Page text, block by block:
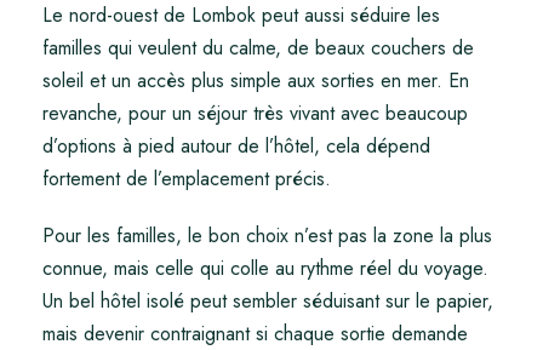
Le nord-ouest de Lombok peut aussi séduire les
familles qui veulent du calme, de beaux couchers de
soleil et un accès plus simple aux sorties en mer. En
revanche, pour un séjour très vivant avec beaucoup
d’options à pied autour de l’hôtel, cela dépend
fortement de l’emplacement précis.
Pour les familles, le bon choix n’est pas la zone la plus
connue, mais celle qui colle au rythme réel du voyage.
Un bel hôtel isolé peut sembler séduisant sur le papier,
mais devenir contraignant si chaque sortie demande